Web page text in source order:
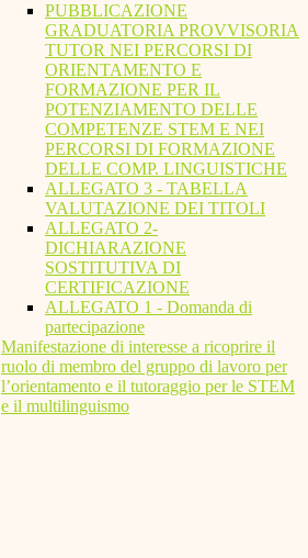
PUBBLICAZIONE
GRADUATORIA PROVVISORIA
TUTOR NEI PERCORSI DI
ORIENTAMENTO E
FORMAZIONE PER IL
POTENZIAMENTO DELLE
COMPETENZE STEM E NEI
PERCORSI DI FORMAZIONE
DELLE COMP. LINGUISTICHE
ALLEGATO 3 - TABELLA
VALUTAZIONE DEI TITOLI
ALLEGATO 2-
DICHIARAZIONE
SOSTITUTIVA DI
CERTIFICAZIONE
ALLEGATO 1 - Domanda di
partecipazione
Manifestazione di interesse a ricoprire il
ruolo di membro del gruppo di lavoro per
l’orientamento e il tutoraggio per le STEM
e il multilinguismo